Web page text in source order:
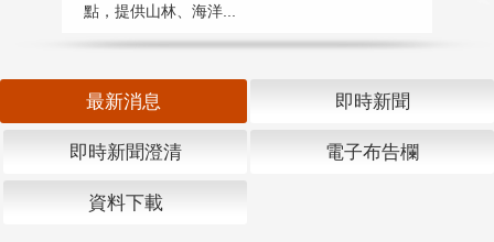
點，提供山林、海洋...
最新消息 即時新聞
即時新聞澄清 電子布告欄
資料下載